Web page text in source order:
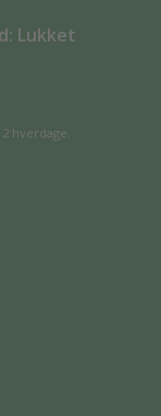
Lukket
hverdage.